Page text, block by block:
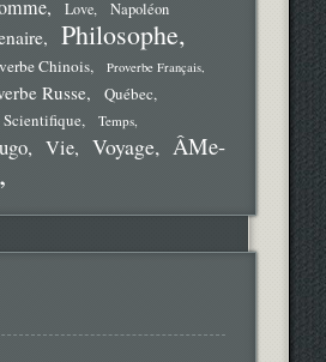
Love
Napoléon
Philosophe
Chinois Proverbe Français
Russe Québec
Scientifique Temps
Vie Voyage
ÂMe-